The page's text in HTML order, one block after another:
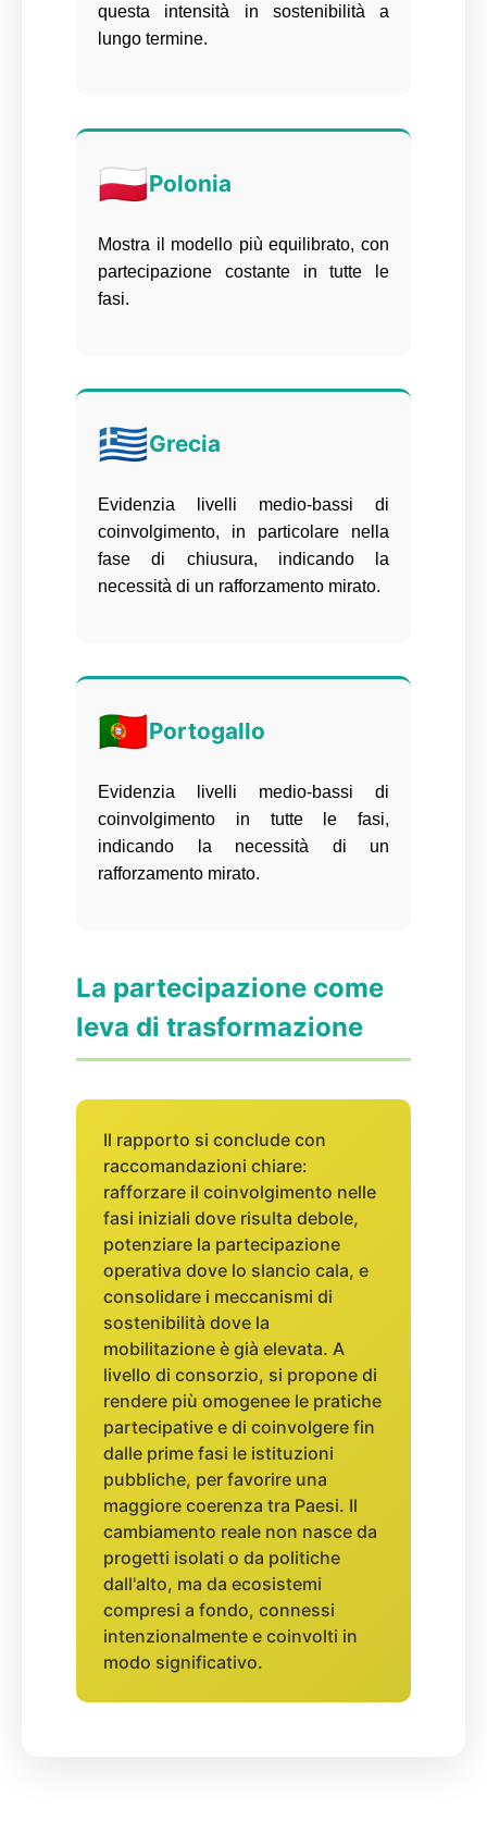
questa intensità in sostenibilità a
lungo termine.
🇵🇱Polonia
Mostra il modello più equilibrato, con
partecipazione costante in tutte le
fasi.
🇬🇷Grecia
Evidenzia livelli medio-bassi di
coinvolgimento, in particolare nella
fase di chiusura, indicando la
necessità di un rafforzamento mirato.
🇵🇹Portogallo
Evidenzia livelli medio-bassi di
coinvolgimento in tutte le fasi,
indicando la necessità di un
rafforzamento mirato.
La partecipazione come
leva di trasformazione
Il rapporto si conclude con
raccomandazioni chiare:
rafforzare il coinvolgimento nelle
fasi iniziali dove risulta debole,
potenziare la partecipazione
operativa dove lo slancio cala, e
consolidare i meccanismi di
sostenibilità dove la
mobilitazione è già elevata. A
livello di consorzio, si propone di
rendere più omogenee le pratiche
partecipative e di coinvolgere fin
dalle prime fasi le istituzioni
pubbliche, per favorire una
maggiore coerenza tra Paesi. Il
cambiamento reale non nasce da
progetti isolati o da politiche
dall'alto, ma da ecosistemi
compresi a fondo, connessi
intenzionalmente e coinvolti in
modo significativo.